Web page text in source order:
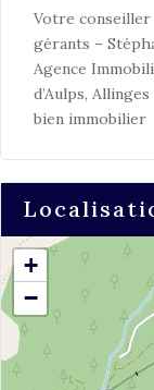
Votre conseiller
gérants –
Agence
d’Aulps,
bien immobilier
+
−